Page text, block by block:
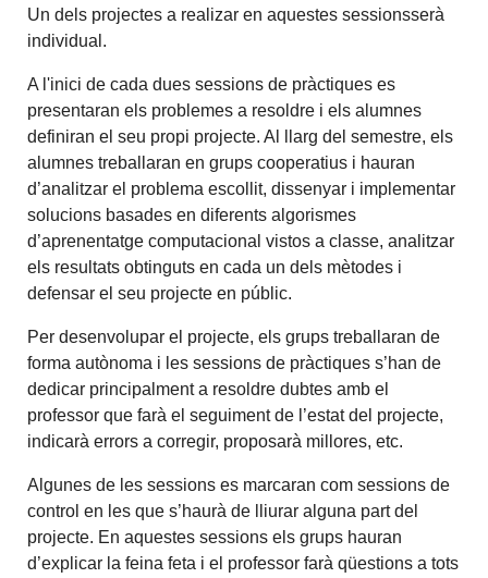
Un dels projectes a realizar en aquestes sessionsserà
individual.
A l'inici de cada dues sessions de pràctiques es
presentaran els problemes a resoldre i els alumnes
definiran el seu propi projecte. Al llarg del semestre, els
alumnes treballaran en grups cooperatius i hauran
d’analitzar el problema escollit, dissenyar i implementar
solucions basades en diferents algorismes
d’aprenentatge computacional vistos a classe, analitzar
els resultats obtinguts en cada un dels mètodes i
defensar el seu projecte en públic.
Per desenvolupar el projecte, els grups treballaran de
forma autònoma i les sessions de pràctiques s’han de
dedicar principalment a resoldre dubtes amb el
professor que farà el seguiment de l’estat del projecte,
indicarà errors a corregir, proposarà millores, etc.
Algunes de les sessions es marcaran com sessions de
control en les que s’haurà de lliurar alguna part del
projecte. En aquestes sessions els grups hauran
d’explicar la feina feta i el professor farà qüestions a tots